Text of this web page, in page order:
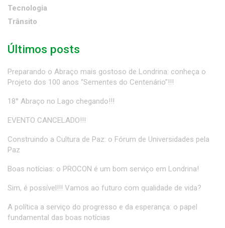
Tecnologia
Trânsito
Últimos posts
Preparando o Abraço mais gostoso de Londrina: conheça o
Projeto dos 100 anos “Sementes do Centenário”!!!
18° Abraço no Lago chegando!!!
EVENTO CANCELADO!!!
Construindo a Cultura de Paz: o Fórum de Universidades pela
Paz
Boas notícias: o PROCON é um bom serviço em Londrina!
Sim, é possível!!! Vamos ao futuro com qualidade de vida?
A política a serviço do progresso e da esperança: o papel
fundamental das boas notícias